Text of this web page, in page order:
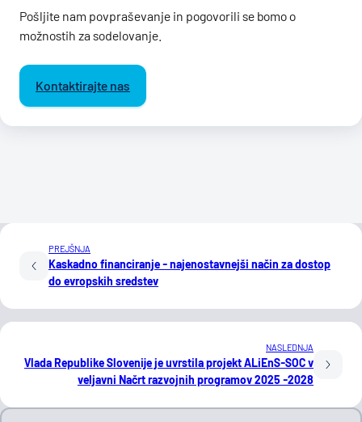
Pošljite nam povpraševanje in pogovorili se bomo o
možnostih za sodelovanje.
Kontaktirajte nas
PREJŠNJA
Kaskadno financiranje - najenostavnejši način za dostop
do evropskih sredstev
NASLEDNJA
Vlada Republike Slovenije je uvrstila projekt ALiEnS-SOC v
veljavni Načrt razvojnih programov 2025 -2028